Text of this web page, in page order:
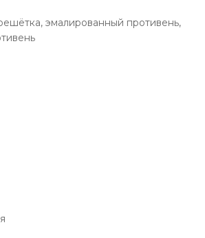
эмалированный противень,